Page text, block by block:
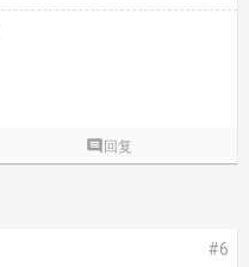
 回复
#6